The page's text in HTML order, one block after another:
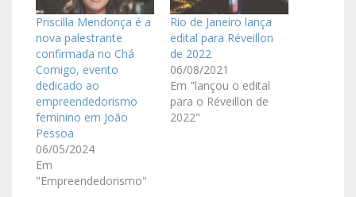
Priscilla Mendonça é a
nova palestrante
confirmada no Chá
Comigo, evento
dedicado ao
empreendedorismo
feminino em João
Pessoa
06/05/2024
Em
"Empreendedorismo"
Rio de Janeiro lança
edital para Réveillon
de 2022
06/08/2021
Em "lançou o edital
para o Réveillon de
2022"